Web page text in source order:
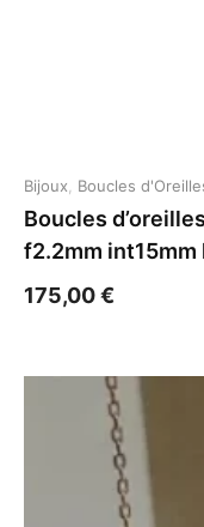
Bijoux Boucles
Boucles
f2.2mm
175,00€